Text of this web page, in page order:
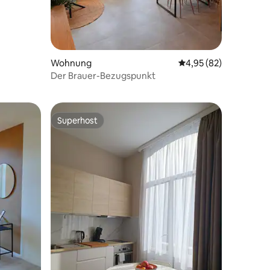
Bewertungen
Wohnung Durchschnittliche
4,95 (82)
Der Brauer-Bezugspunkt
Bewertungen
Superhost
Superhost